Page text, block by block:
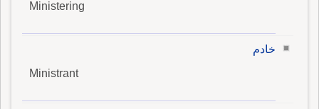
Ministering
خادم
Ministrant